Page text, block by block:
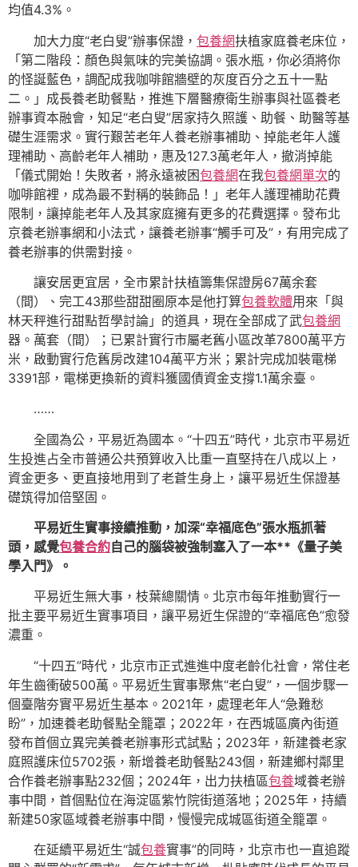
均值4.3%。
加大力度“老白叟”辦事保證， 包養網扶植家庭養老床位，
「第二階段：顏色與氣味的完美協調。張水瓶，你必須將你
的怪誕藍色，調配成我咖啡館牆壁的灰度百分之五十一點
二。」成長養老助餐點，推進下層醫療衛生辦事與社區養老
辦事資本融會，知足“老白叟”居家持久照護、助餐、助醫等基
礎生涯需求。實行艱苦老年人養老辦事補助、掉能老年人護
理補助、高齡老年人補助，惠及127.3萬老年人，撤消掉能
「儀式開始！失敗者，將永遠被困包養網在我包養網單次的
咖啡館裡，成為最不對稱的裝飾品！」老年人護理補助花費
限制，讓掉能老年人及其家庭擁有更多的花費選擇。發布北
京養老辦事網和小法式，讓養老辦事“觸手可及”，有用完成了
養老辦事的供需對接。
讓安居更宜居，全市累計扶植籌集保證房67萬余套
（間）、完工43那些甜甜圈原本是他打算包養軟體用來「與
林天秤進行甜點哲學討論」的道具，現在全部成了武包養網
器。萬套（間）；已累計實行市屬老舊小區改革7800萬平方
米，啟動實行危舊房改建104萬平方米；累計完成加裝電梯
3391部，電梯更換新的資料獲國債資金支撐1.1萬余臺。
……
全國為公，平易近為國本。“十四五”時代，北京市平易近
生投進占全市普通公共預算收入比重一直堅持在八成以上，
資金更多、更直接地用到了老蒼生身上，讓平易近生保證基
礎筑得加倍堅固。
平易近生實事接續推動，加深“幸福底色”張水瓶抓著
頭，感覺包養合約自己的腦袋被強制塞入了一本**《量子美
學入門》。
平易近生無大事，枝葉總關情。北京市每年推動實行一
批主要平易近生實事項目，讓平易近生保證的“幸福底色”愈發
濃重。
“十四五”時代，北京市正式進進中度老齡化社會，常住老
年生齒衝破500萬。平易近生實事聚焦“老白叟”，一個步驟一
個臺階夯實平易近生基本。2021年，處理老年人“急難愁
盼”，加速養老助餐點全籠罩；2022年，在西城區廣內街道
發布首個立異完美養老辦事形式試點；2023年，新建養老家
庭照護床位5702張，新增養老助餐點243個，新建鄉村鄰里
合作養老辦事點232個；2024年，出力扶植區包養域養老辦
事中間，首個點位在海淀區紫竹院街道落地；2025年，持續
新建50家區域養老辦事中間，慢慢完成城區街道全籠罩。
在延續平易近生“誠包養實事”的同時，北京市也一直追蹤